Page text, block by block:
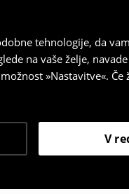
tehnologije, da
na vaše želje,
»Nastavitve«.
V